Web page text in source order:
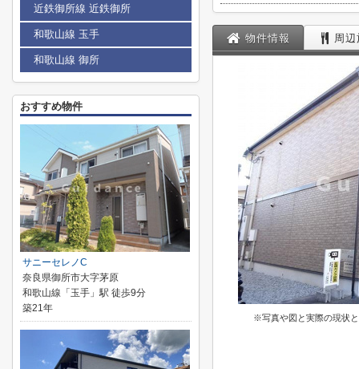
物件情報 周
※写真や図と実際の現状
近鉄御所線 近鉄御所
和歌山線 玉手
和歌山線 御所
おすすめ物件
サニーセレノC
奈良県御所市大字茅原
和歌山線「玉手」駅 徒歩9分
築21年